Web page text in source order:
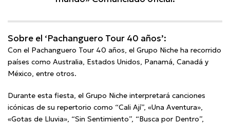
Sobre el ‘Pachanguero Tour 40 años’:
Con el Pachanguero Tour 40 años, el Grupo Niche ha recorrido
países como Australia, Estados Unidos, Panamá, Canadá y
México, entre otros.
Durante esta fiesta, el Grupo Niche interpretará canciones
icónicas de su repertorio como “Cali Ají”, «Una Aventura»,
«Gotas de Lluvia», “Sin Sentimiento”, “Busca por Dentro”,